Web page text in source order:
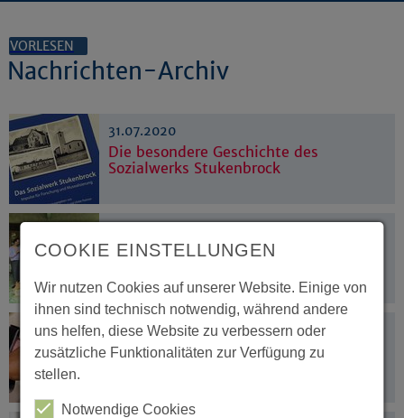
VORLESEN
Nachrichten-Archiv
31.07.2020
Die besondere Geschichte des
Sozialwerks Stukenbrock
Große Solidarität mit Kolleginnen und
15.07.2020
Wie sieht die "Hausgemeinschaft
COOKIE EINSTELLUNGEN
Wir nutzen Cookies auf unserer Website. Einige von
ihnen sind technisch notwendig, während andere
uns helfen, diese Website zu verbessern oder
zusätzliche Funktionalitäten zur Verfügung zu
stellen.
Notwendige Cookies